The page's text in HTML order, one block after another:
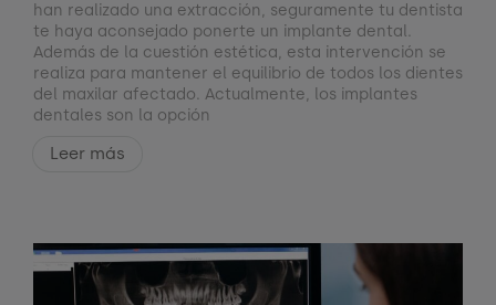
han realizado una extracción, seguramente tu dentista
te haya aconsejado ponerte un implante dental.
Además de la cuestión estética, esta intervención se
realiza para mantener el equilibrio de todos los dientes
del maxilar afectado. Actualmente, los implantes
dentales son la opción
Leer más